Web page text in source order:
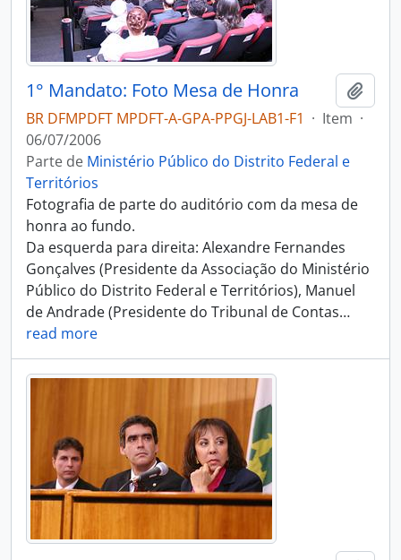
1° Mandato: Foto Mesa de Honra
BR DFMPDFT MPDFT-A-GPA-PPGJ-LAB1-F1 · Item ·
06/07/2006
Parte de Ministério Público do Distrito Federal e
Territórios
Fotografia de parte do auditório com da mesa de
honra ao fundo.
Da esquerda para direita: Alexandre Fernandes
Gonçalves (Presidente da Associação do Ministério
Público do Distrito Federal e Territórios), Manuel
de Andrade (Presidente do Tribunal de Contas…
read more